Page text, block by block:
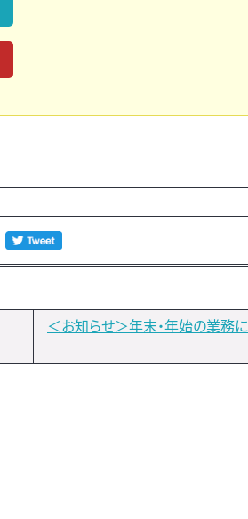
＜お知らせ＞年末・年始の業務